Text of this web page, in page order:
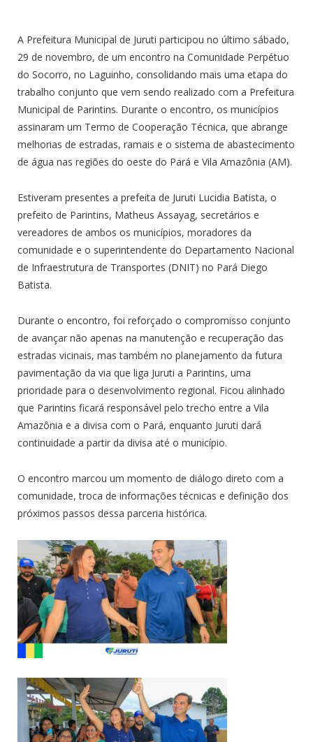
A Prefeitura Municipal de Juruti participou no último sábado,
29 de novembro, de um encontro na Comunidade Perpétuo
do Socorro, no Laguinho, consolidando mais uma etapa do
trabalho conjunto que vem sendo realizado com a Prefeitura
Municipal de Parintins. Durante o encontro, os municípios
assinaram um Termo de Cooperação Técnica, que abrange
melhorias de estradas, ramais e o sistema de abastecimento
de água nas regiões do oeste do Pará e Vila Amazônia (AM).
Estiveram presentes a prefeita de Juruti Lucidia Batista, o
prefeito de Parintins, Matheus Assayag, secretários e
vereadores de ambos os municípios, moradores da
comunidade e o superintendente do Departamento Nacional
de Infraestrutura de Transportes (DNIT) no Pará Diego
Batista.
Durante o encontro, foi reforçado o compromisso conjunto
de avançar não apenas na manutenção e recuperação das
estradas vicinais, mas também no planejamento da futura
pavimentação da via que liga Juruti a Parintins, uma
prioridade para o desenvolvimento regional. Ficou alinhado
que Parintins ficará responsável pelo trecho entre a Vila
Amazônia e a divisa com o Pará, enquanto Juruti dará
continuidade a partir da divisa até o município.
O encontro marcou um momento de diálogo direto com a
comunidade, troca de informações técnicas e definição dos
próximos passos dessa parceria histórica.